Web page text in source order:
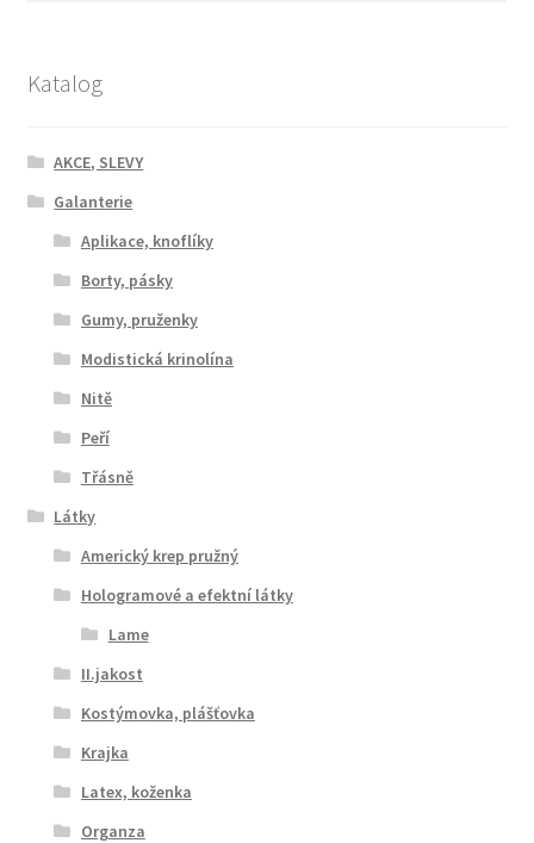
Katalog
AKCE, SLEVY
Galanterie
Aplikace, knoflíky
Borty, pásky
Gumy, pruženky
Modistická krinolína
Nitě
Peří
Třásně
Látky
Americký krep pružný
Hologramové a efektní látky
Lame
II.jakost
Kostýmovka, plášťovka
Krajka
Latex, koženka
Organza